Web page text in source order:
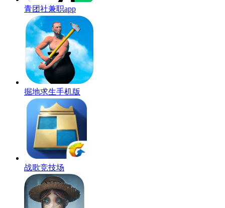
青团社兼职app
掘地求生手机版
战歌竞技场